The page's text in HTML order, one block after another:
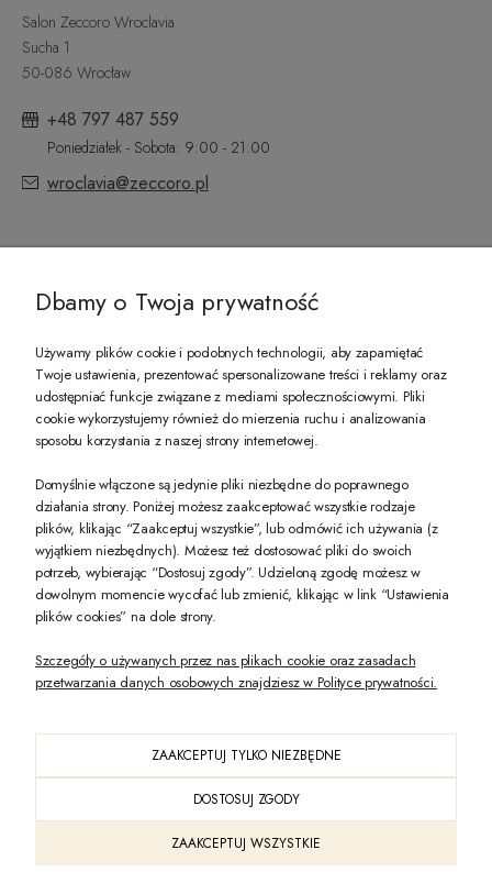
Salon Zeccoro Wroclavia
Sucha 1
50-086 Wrocław
+48 797 487 559
Poniedziałek - Sobota: 9:00 - 21:00
wroclavia@zeccoro.pl
PREZENT DLA CIEBIE!
-10% na pierwsze zakupy na zeccoro.pl Gdy zapiszesz się do naszego
Twoje dane będą przetwarzane zgodnie z nasząpolityką prywatności
POKAŻ PEŁNĄ WERSJĘ STRONY
Sklep internetowy Shoper Premium
Dbamy o Twoja prywatność
Używamy plików cookie i podobnych technologii, aby zapamiętać
Twoje ustawienia, prezentować spersonalizowane treści i reklamy oraz
udostępniać funkcje związane z mediami społecznościowymi. Pliki
cookie wykorzystujemy również do mierzenia ruchu i analizowania
sposobu korzystania z naszej strony internetowej.
Domyślnie włączone są jedynie pliki niezbędne do poprawnego
działania strony. Poniżej możesz zaakceptować wszystkie rodzaje
plików, klikając “Zaakceptuj wszystkie”, lub odmówić ich używania (z
wyjątkiem niezbędnych). Możesz też dostosować pliki do swoich
potrzeb, wybierając “Dostosuj zgody”. Udzieloną zgodę możesz w
dowolnym momencie wycofać lub zmienić, klikając w link “Ustawienia
plików cookies” na dole strony.
Szczegóły o używanych przez nas plikach cookie oraz zasadach
przetwarzania danych osobowych znajdziesz w Polityce prywatności.
ZAAKCEPTUJ TYLKO NIEZBĘDNE
DOSTOSUJ ZGODY
ZAAKCEPTUJ WSZYSTKIE